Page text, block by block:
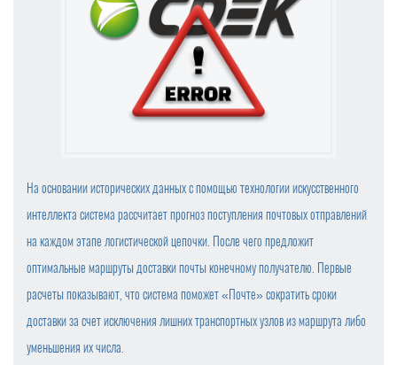
ИДЕЯ ПРЕДЕЛЬНЫХ ЦЕН НА ПРОДУКТЫ НЕ ОДОБРЕН
А ВЛАСТЯМИ
OZON ПРИОСТАНОВИЛ ОПЛАТУ ПРИ ПОЛУЧЕНИИ
БАЗОВЫЕ ПРОДУКТЫ В ТОРГОВЫХ СЕТЯХ ПОДЕШЕВЕ
ЯХ ПРОВЕРИТ ФАС
ОДАВЦОВ БУДЕТ РОСПОТРЕБНАДЗОР
КОМПАНИЯ «ЯНДЕКС МАРКЕТ» ЗАРЕГИСТРИРОВАЛА
НОВЫЙ ТОРГОВЫЙ ЗНАК
МИНПРОМТОРГ РОССИИ УТВЕРДИЛ ИЗМЕНЕНИЯ В ПЕ
РЕЧЕНЬ ПРОДУКЦИИ ДЛЯ ПАРАЛЛЕЛЬНОГО ИМПОРТ
На основании исторических данных с помощью технологии искусственного
интеллекта система рассчитает прогноз поступления почтовых отправлений
на каждом этапе логистической цепочки. После чего предложит
оптимальные маршруты доставки почты конечному получателю. Первые
расчеты показывают, что система поможет «Почте» сократить сроки
доставки за счет исключения лишних транспортных узлов из маршрута либо
уменьшения их числа.